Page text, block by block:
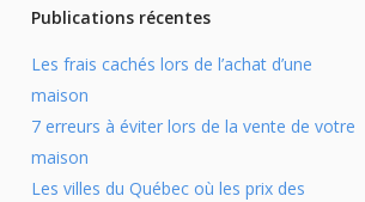
Publications récentes
Les frais cachés lors de l’achat d’une
maison
7 erreurs à éviter lors de la vente de votre
maison
Les villes du Québec où les prix des